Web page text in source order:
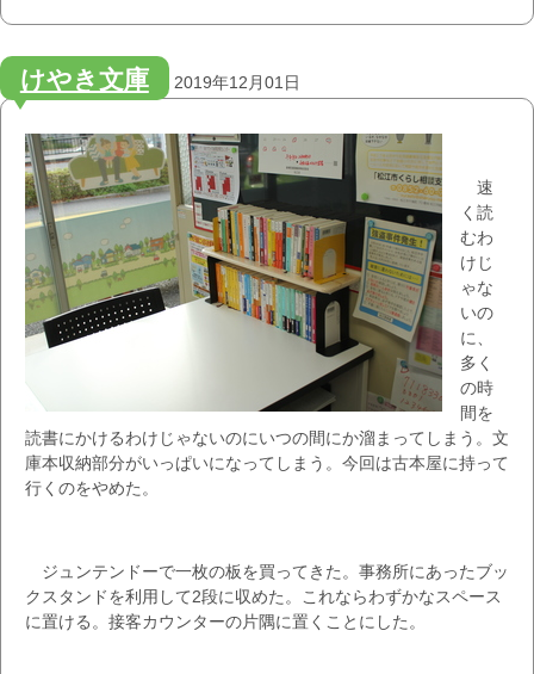
けやき文庫 2019年12月01日
速
く読
むわ
けじ
ゃな
いの
に、
多く
の時
間を
読書にかけるわけじゃないのにいつの間にか溜まってしまう。文
庫本収納部分がいっぱいになってしまう。今回は古本屋に持って
行くのをやめた。
ジュンテンドーで一枚の板を買ってきた。事務所にあったブッ
クスタンドを利用して2段に収めた。これならわずかなスペース
に置ける。接客カウンターの片隅に置くことにした。